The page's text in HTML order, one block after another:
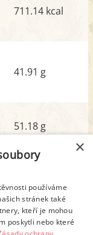
711.14 kcal
41.91 g
51.18 g
33.67 g
22.62 g
×
používáme
stránek také
kteří je mohou
poskytli nebo které